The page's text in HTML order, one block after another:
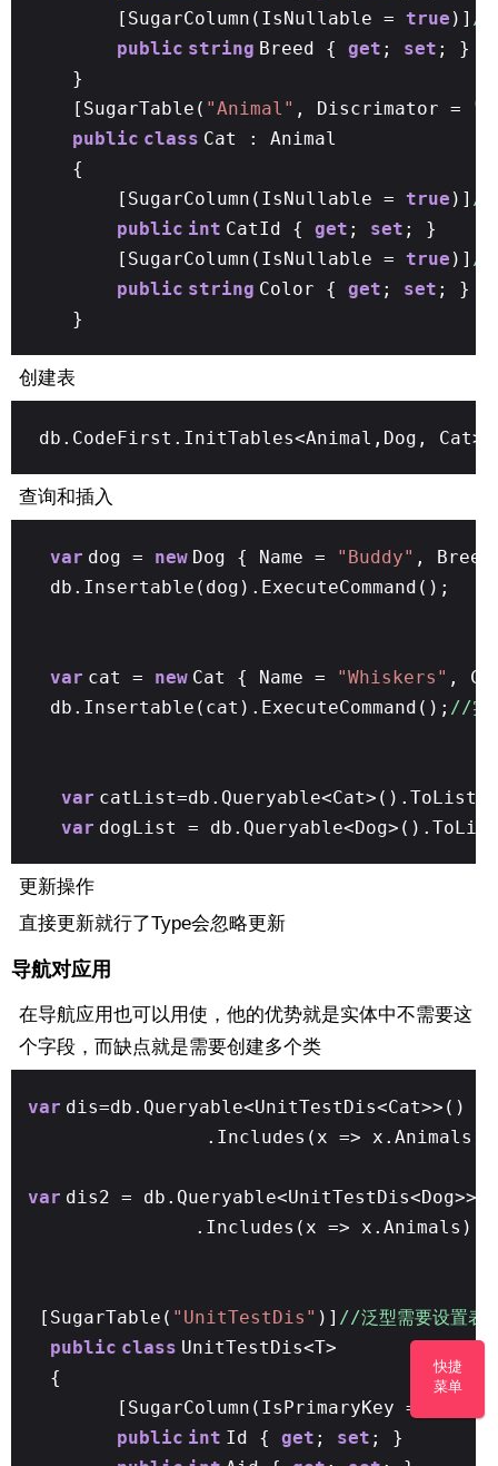
[SugarColumn(IsNullable = true )] //
public string Breed { get ; set ; }
}
[SugarTable( "Animal" , Discrimator =
public class Cat : Animal
{
[SugarColumn(IsNullable = true )] //
public int CatId { get ; set ; }
[SugarColumn(IsNullable = true )] //
public string Color { get ; set ; }
}
创建表
db.CodeFirst.InitTables<Animal,Dog,
查询和插入
var dog = new Dog { Name = "Buddy" ,
db.Insertable(dog).ExecuteCommand();
var cat = new Cat { Name = "Whiskers" ,
db.Insertable(cat).ExecuteCommand(); //实
var
var dogList =
更新操作
直接更新就行了Type会忽略更新
导航对应用
在导航应用也可以用使，他的优势就是实体中不需要这
个字段，而缺点就是需要创建多个类
var dis=db.Queryable<UnitTestDis<Cat>>()
.Includes(x =>
var dis2 = db.Queryable<UnitTestDis<Dog>>()
.Includes(x =>
[SugarTable( "UnitTestDis" )] //泛型需要设置表
public class UnitTestDis<T>
{
[SugarColumn(IsPrimaryKey =
public int Id { get ; set ; }
快捷
菜单